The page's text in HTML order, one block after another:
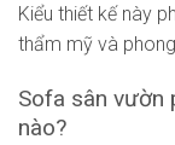
Kiểu thiết kế này
thẩm mỹ và
Sofa sân vườn
nào?